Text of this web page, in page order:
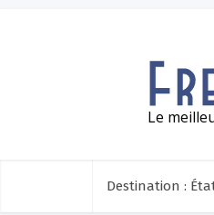
Le
Destination :